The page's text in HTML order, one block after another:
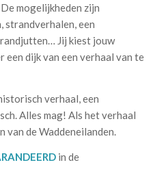
mogelijkheden zijn
strandverhalen, een
Jij kiest jouw
een dijk van een verhaal van te
verhaal, een
Alles mag! Als het verhaal
van de Waddeneilanden.
in de